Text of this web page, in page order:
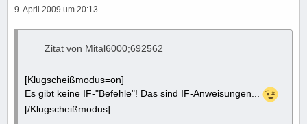
9. April 2009 um 20:13
Zitat von Mital6000;692562
[Klugscheißmodus=on]
Es gibt keine IF-"Befehle"! Das sind IF-Anweisungen...
[/Klugscheißmodus]